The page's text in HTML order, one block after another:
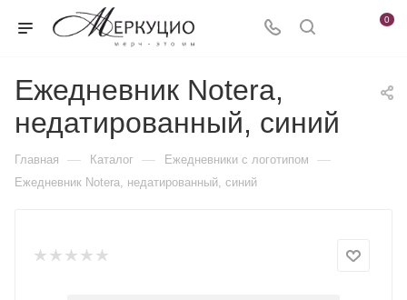
0
Ежедневник Notera,
недатированный, синий
Главная — Каталог — Ежедневники c логотипом —
Ежедневник Notera, недатированный, синий